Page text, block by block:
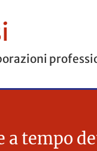
a tempo